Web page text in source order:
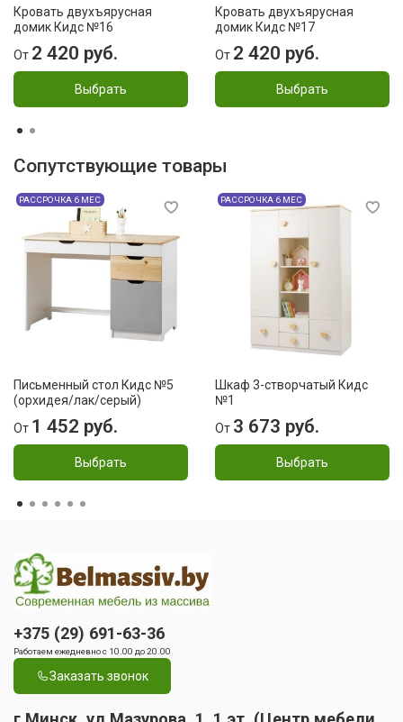
Кровать двухъярусная
домик Кидс №16
От 2 420 руб.
Выбрать
Кровать двухъярусная
домик Кидс №17
От 2 420 руб.
Выбрать
Сопутствующие товары
РАССРОЧКА 6 МЕС
Письменный стол Кидс №5
(орхидея/лак/серый)
От 1 452 руб.
Выбрать
РАССРОЧКА 6 МЕС
Шкаф 3-створчатый Кидс
№1
От 3 673 руб.
Выбрать
+375 (29) 691-63-36
Работаем ежедневно с 10.00 до 20.00
Заказать звонок